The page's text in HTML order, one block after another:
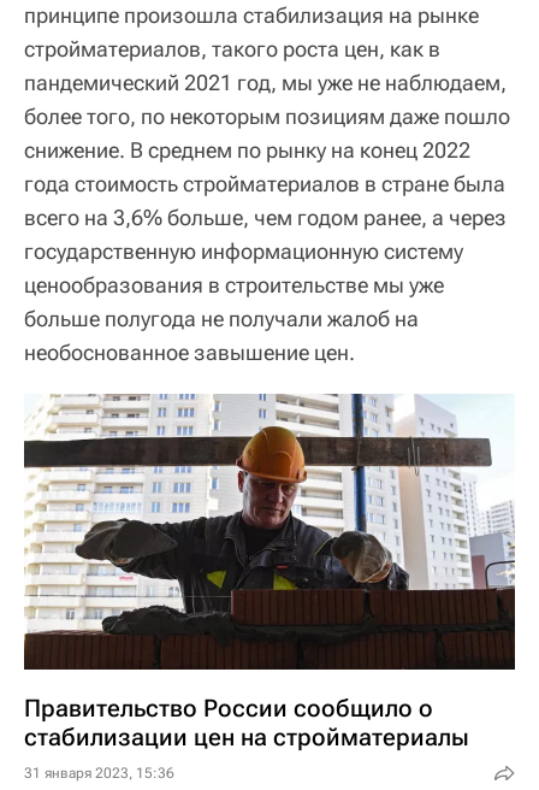
принципе произошла стабилизация на рынке
стройматериалов, такого роста цен, как в
пандемический 2021 год, мы уже не наблюдаем,
более того, по некоторым позициям даже пошло
снижение. В среднем по рынку на конец 2022
года стоимость стройматериалов в стране была
всего на 3,6% больше, чем годом ранее, а через
государственную информационную систему
ценообразования в строительстве мы уже
больше полугода не получали жалоб на
необоснованное завышение цен.
Правительство России сообщило о
стабилизации цен на стройматериалы
31 января 2023, 15:36